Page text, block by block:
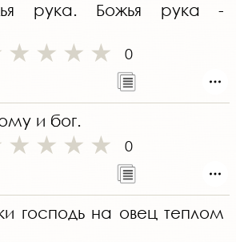
рука. Божья рука -
0
и бог.
0
господь на овец теплом